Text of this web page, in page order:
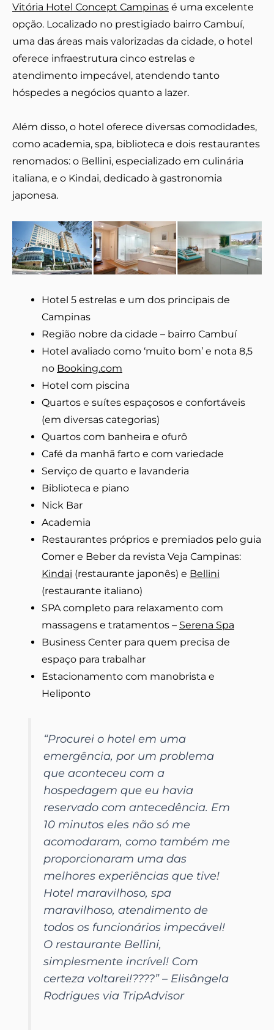
Vitória Hotel Concept Campinas é uma excelente
opção. Localizado no prestigiado bairro Cambuí,
uma das áreas mais valorizadas da cidade, o hotel
oferece infraestrutura cinco estrelas e
atendimento impecável, atendendo tanto
hóspedes a negócios quanto a lazer.
Além disso, o hotel oferece diversas comodidades,
como academia, spa, biblioteca e dois restaurantes
renomados: o Bellini, especializado em culinária
italiana, e o Kindai, dedicado à gastronomia
japonesa.
Hotel 5 estrelas e um dos principais de
Campinas
Região nobre da cidade – bairro Cambuí
Hotel avaliado como ‘muito bom’ e nota 8,5
no Booking.com
Hotel com piscina
Quartos e suítes espaçosos e confortáveis
(em diversas categorias)
Quartos com banheira e ofurô
Café da manhã farto e com variedade
Serviço de quarto e lavanderia
Biblioteca e piano
Nick Bar
Academia
Restaurantes próprios e premiados pelo guia
Comer e Beber da revista Veja Campinas:
Kindai (restaurante japonês) e Bellini
(restaurante italiano)
SPA completo para relaxamento com
massagens e tratamentos – Serena Spa
Business Center para quem precisa de
espaço para trabalhar
Estacionamento com manobrista e
Heliponto
“Procurei o hotel em uma
emergência, por um problema
que aconteceu com a
hospedagem que eu havia
reservado com antecedência. Em
10 minutos eles não só me
acomodaram, como também me
proporcionaram uma das
melhores experiências que tive!
Hotel maravilhoso, spa
maravilhoso, atendimento de
todos os funcionários impecável!
O restaurante Bellini,
simplesmente incrível! Com
certeza voltarei!????”– Elisângela
Rodrigues via TripAdvisor